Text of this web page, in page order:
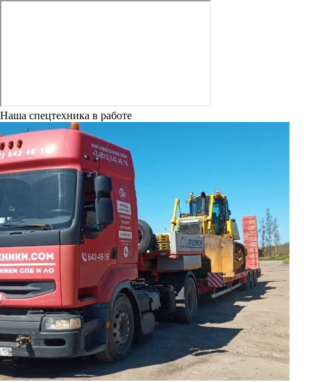
Наша спецтехника в работе